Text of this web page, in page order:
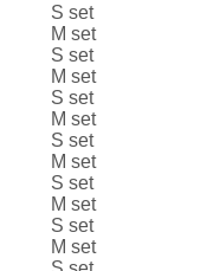
S set
M set
S set
M set
S set
M set
S set
M set
S set
M set
S set
M set